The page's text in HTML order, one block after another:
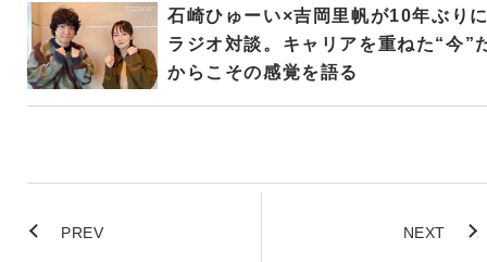
石崎ひゅーい×吉岡里帆が10年ぶり
ラジオ対談。キャリアを重ねた“今”
からこその感覚を語る
PREV NEXT